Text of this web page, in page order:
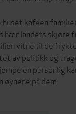
kafeen
hær landets skjøre
vitne til de
av politikk og
en personlig